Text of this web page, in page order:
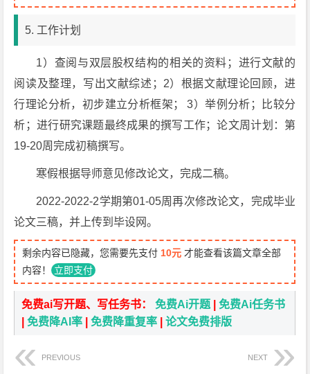
5. 工作计划
1）查阅与双层股权结构的相关的资料；进行文献的
阅读及整理，写出文献综述；2）根据文献理论回顾，进
行理论分析，初步建立分析框架； 3）举例分析；比较分
析；进行研究课题最终成果的撰写工作；论文周计划：第
19-20周完成初稿撰写。
寒假根据导师意见修改论文，完成二稿。
2022-2022-2学期第01-05周再次修改论文，完成毕业
论文三稿，并上传到毕设网。
剩余内容已隐藏，您需要先支付 10元 才能查看该篇文章全部
内容！ 立即支付
免费ai写开题、写任务书：免费Ai开题 |免费Ai任务书
|免费降AI率 |免费降重复率 |论文免费排版
PREVIOUS NEXT